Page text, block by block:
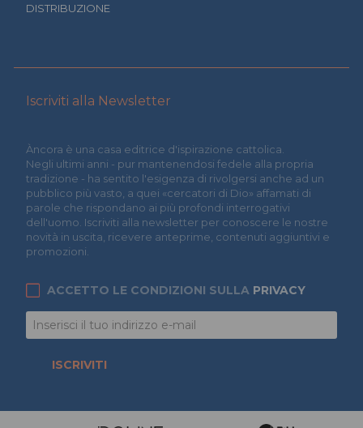
DISTRIBUZIONE
Iscriviti alla Newsletter
Àncora è una casa editrice d'ispirazione cattolica.
Negli ultimi anni - pur mantenendosi fedele alla propria
tradizione - ha sentito l'esigenza di rivolgersi anche ad un
pubblico più vasto, a quei «cercatori di Dio» affamati di
parole che rispondano ai più profondi interrogativi
dell'uomo. Iscriviti alla newsletter per conoscere le nostre
novità in uscita, ricevere anteprime, contenuti aggiuntivi e
promozioni.
ACCETTO LE CONDIZIONI SULLA PRIVACY
ISCRIVITI